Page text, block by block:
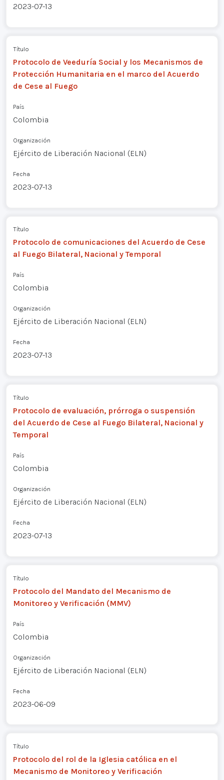
2023-07-13
Título
Protocolo de Veeduría Social y los Mecanismos de
Protección Humanitaria en el marco del Acuerdo
de Cese al Fuego
País
Colombia
Organización
Ejército de Liberación Nacional (ELN)
Fecha
2023-07-13
Título
Protocolo de comunicaciones del Acuerdo de Cese
al Fuego Bilateral, Nacional y Temporal
País
Colombia
Organización
Ejército de Liberación Nacional (ELN)
Fecha
2023-07-13
Título
Protocolo de evaluación, prórroga o suspensión
del Acuerdo de Cese al Fuego Bilateral, Nacional y
Temporal
País
Colombia
Organización
Ejército de Liberación Nacional (ELN)
Fecha
2023-07-13
Título
Protocolo del Mandato del Mecanismo de
Monitoreo y Verificación (MMV)
País
Colombia
Organización
Ejército de Liberación Nacional (ELN)
Fecha
2023-06-09
Título
Protocolo del rol de la Iglesia católica en el
Mecanismo de Monitoreo y Verificación